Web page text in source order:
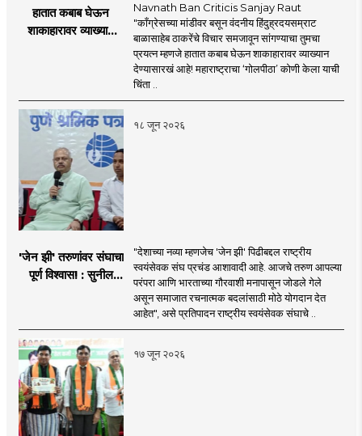
हातात कबाब घेऊन
शाकाहारावर व्याख्यान
Navnath Ban Criticis Sanjay Raut
"काँग्रेसच्या मांडीवर बसून वंदनीय हिंदुह्रदयसम्राट
बाळासाहेब ठाकरेंचे विचार समजावून सांगण्याचा तुमचा
प्रयत्न म्हणजे हातात कबाब घेऊन शाकाहारावर व्याख्यान
देण्यासारखं आहे! महाराष्ट्राचा ‘गोलपीठा’ कोणी केला याची
चिंता ..
१८ जून २०२६
'जेन झी' तरुणांवर संघाचा
पूर्ण विश्वास! : सुनील
"देशाच्या नव्या म्हणजेच 'जेन झी' पिढीबद्दल राष्ट्रीय
स्वयंसेवक संघ प्रचंड आशावादी आहे. आजचे तरुण आपल्या
परंपरा आणि भारताच्या गौरवाशी मनापासून जोडले गेले
असून समाजात रचनात्मक बदलांसाठी मोठे योगदान देत
आहेत", असे प्रतिपादन राष्ट्रीय स्वयंसेवक संघाचे ..
१७ जून २०२६